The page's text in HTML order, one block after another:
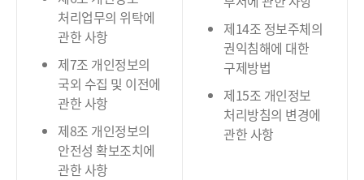
처리업무의 위탁에
관한 사항
제7조 개인정보의
국외 수집 및 이전에
관한 사항
제8조 개인정보의
안전성 확보조치에
관한 사항
제14조 정보주체의
권익침해에 대한
구제방법
제15조 개인정보
처리방침의 변경에
관한 사항